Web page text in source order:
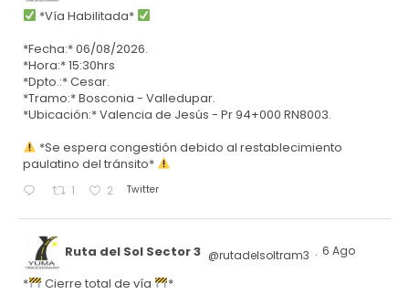
*Vía Habilitada*
*Fecha:* 06/08/2026.
*Hora:* 15:30hrs
*Dpto.:* Cesar.
*Tramo:* Bosconia - Valledupar.
*Ubicación:* Valencia de Jesús - Pr 94+000 RN8003.
*Se espera congestión debido al restablecimiento
paulatino del tránsito*
1 2 Twitter
Ruta del Sol Sector 3 @rutadelsoltram3 · 6 Ago
* Cierre total de vía
*